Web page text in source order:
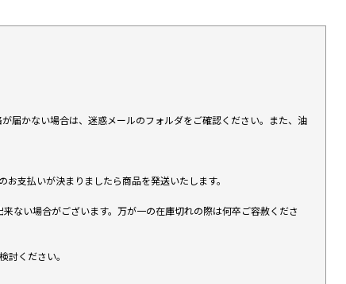
届かない場合は、迷惑メールのフォルダをご確認ください。また、油
支払いが決まりましたら商品を発送いたします。
ない場合がございます。万が一の在庫切れの際は何卒ご容赦くださ
討ください。